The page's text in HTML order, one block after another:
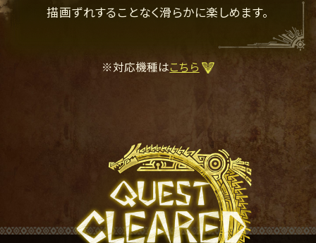
描画ずれすることなく滑らかに楽しめます。
※対応機種はこちら